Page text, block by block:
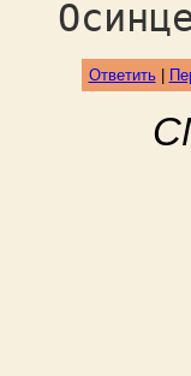
Ответить|